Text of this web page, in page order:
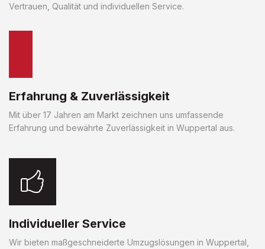
Vertrauen, Qualität und individuellen Service.
Erfahrung & Zuverlässigkeit
Mit über 17 Jahren am Markt zeichnen uns umfassende
Erfahrung und bewährte Zuverlässigkeit in Wuppertal aus.
Individueller Service
Wir bieten maßgeschneiderte Umzugslösungen in Wuppertal,